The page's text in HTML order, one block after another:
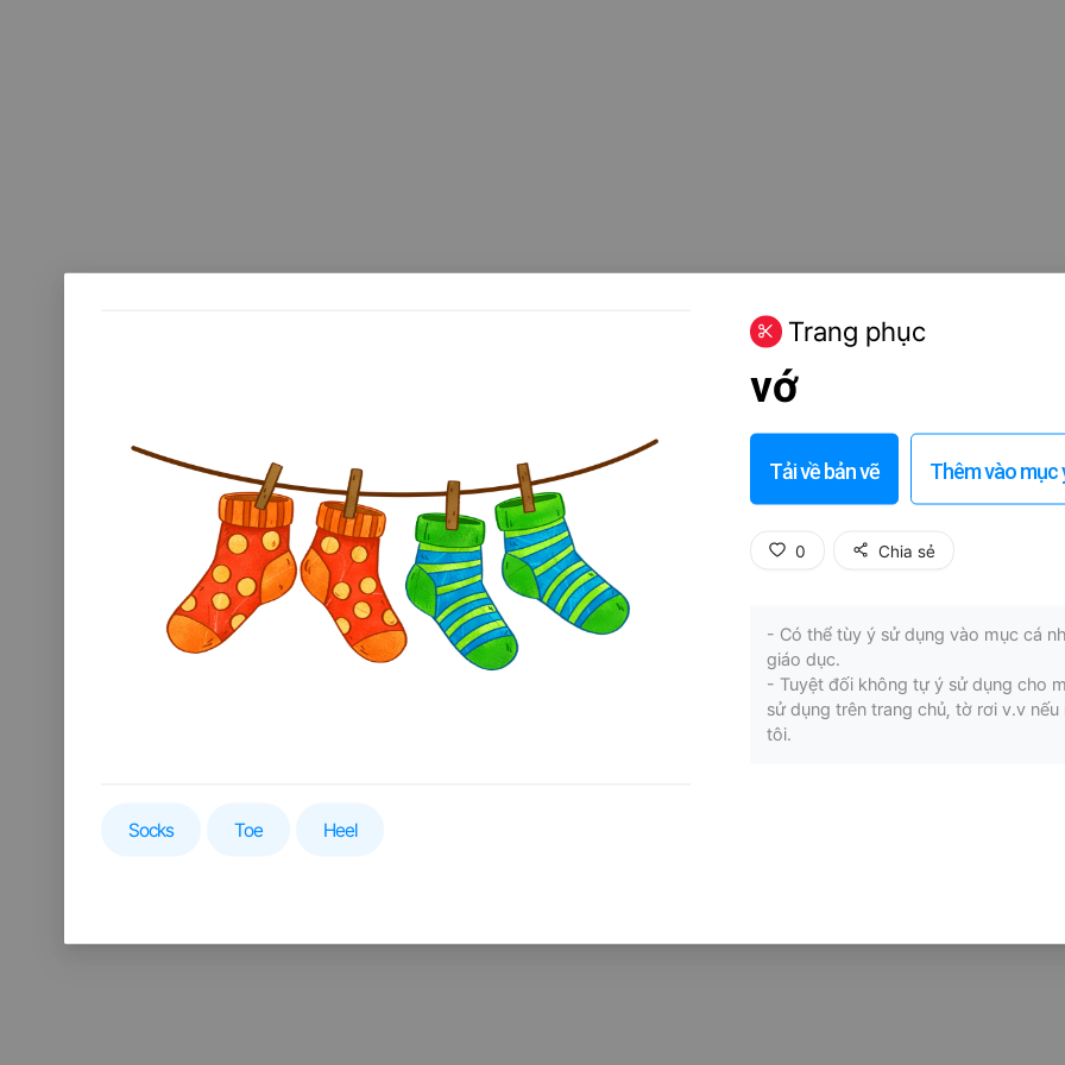
Trang phục
vớ
Tải về bản vẽ Thêm vào mục
0 Chia sẻ
- Có thể tùy ý sử dụng vào mục cá
giáo dục.
- Tuyệt đối không tự ý sử dụng cho
sử dụng trên trang chủ, tờ rơi v.v
tôi.
Socks Toe Heel